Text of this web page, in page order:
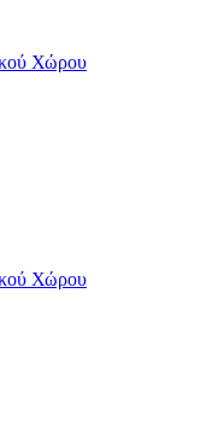
Χώρου
Χώρου